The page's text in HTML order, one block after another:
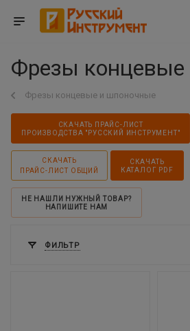
Фрезы концевые
Фрезы концевые и шпоночные
СКАЧАТЬ ПРАЙС-ЛИСТ
ПРОИЗВОДСТВА "РУССКИЙ ИНСТРУМЕНТ"
СКАЧАТЬ
ПРАЙС-ЛИСТ ОБЩИЙ
СКАЧАТЬ
КАТАЛОГ PDF
НЕ НАШЛИ НУЖНЫЙ ТОВАР?
НАПИШИТЕ НАМ
ФИЛЬТР